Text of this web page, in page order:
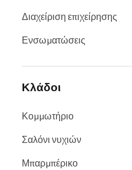
Διαχείριση επιχείρησης
Ενσωματώσεις
Κλάδοι
Κομμωτήριο
Σαλόνι νυχιών
Μπαρμπέρικο